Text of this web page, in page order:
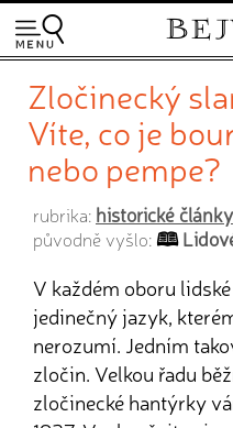
Zločinecký
Víte, co je
nebo pempe?
rubrika: historické články
původně vyšlo:
V každém oboru
jedinečný jazyk,
nerozumí. Jedním
zločin. Velkou řadu
zločinecké hantýrky